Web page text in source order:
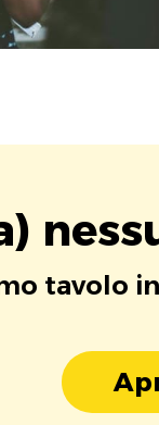
tavolo